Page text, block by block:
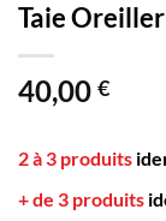
Taie
40,00 €
2 à 3 produits
+ de 3 produits